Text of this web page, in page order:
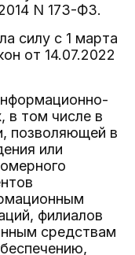
N 173-ФЗ.
силу с 1 марта
от 14.07.2022
в том числе в
позволяющей в
или
филиалов
средствам